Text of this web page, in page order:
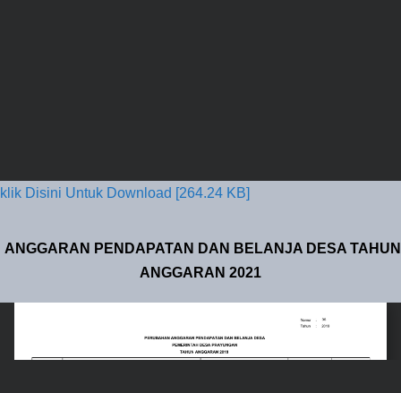
klik Disini Untuk Download [264.24 KB]
ANGGARAN PENDAPATAN DAN BELANJA DESA TAHUN
ANGGARAN 2021